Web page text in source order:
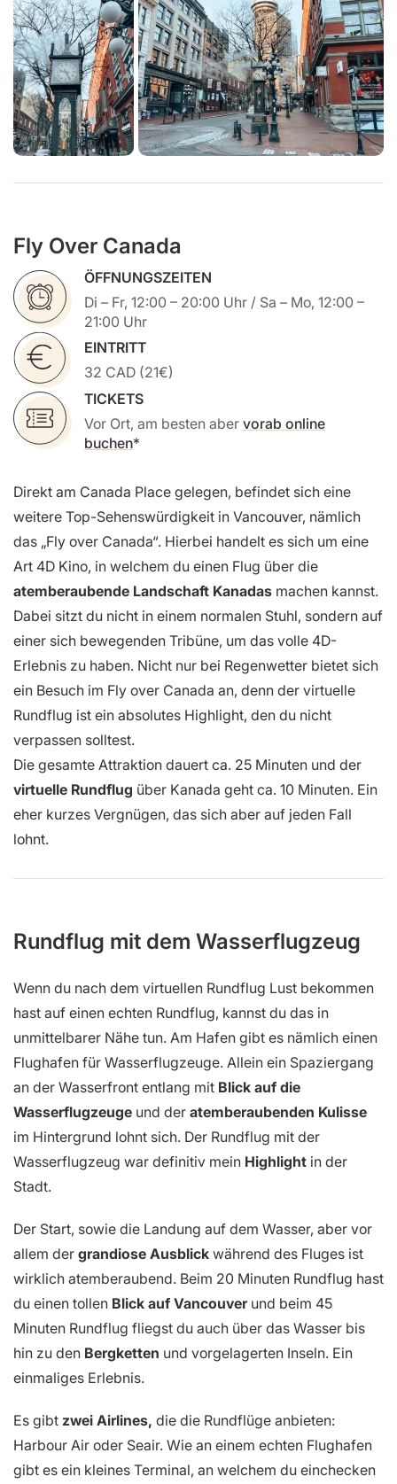
Fly Over Canada
ÖFFNUNGSZEITEN
Di – Fr, 12:00 – 20:00 Uhr / Sa – Mo, 12:00 –
21:00 Uhr
EINTRITT
32 CAD (21€)
TICKETS
Vor Ort, am besten aber vorab online
buchen
Direkt am Canada Place gelegen, befindet sich eine
weitere Top-Sehenswürdigkeit in Vancouver, nämlich
das „Fly over Canada“. Hierbei handelt es sich um eine
Art 4D Kino, in welchem du einen Flug über die
atemberaubende Landschaft Kanadas machen kannst.
Dabei sitzt du nicht in einem normalen Stuhl, sondern auf
einer sich bewegenden Tribüne, um das volle 4D-
Erlebnis zu haben. Nicht nur bei Regenwetter bietet sich
ein Besuch im Fly over Canada an, denn der virtuelle
Rundflug ist ein absolutes Highlight, den du nicht
verpassen solltest.
Die gesamte Attraktion dauert ca. 25 Minuten und der
virtuelle Rundflug über Kanada geht ca. 10 Minuten. Ein
eher kurzes Vergnügen, das sich aber auf jeden Fall
lohnt.
Rundflug mit dem Wasserflugzeug
Wenn du nach dem virtuellen Rundflug Lust bekommen
hast auf einen echten Rundflug, kannst du das in
unmittelbarer Nähe tun. Am Hafen gibt es nämlich einen
Flughafen für Wasserflugzeuge. Allein ein Spaziergang
an der Wasserfront entlang mit Blick auf die
Wasserflugzeuge und der atemberaubenden Kulisse
im Hintergrund lohnt sich. Der Rundflug mit der
Wasserflugzeug war definitiv mein Highlight in der
Stadt.
Der Start, sowie die Landung auf dem Wasser, aber vor
allem der grandiose Ausblick während des Fluges ist
wirklich atemberaubend. Beim 20 Minuten Rundflug hast
du einen tollen Blick auf Vancouverund beim 45
Minuten Rundflug fliegst du auch über das Wasser bis
hin zu den Bergketten und vorgelagerten Inseln. Ein
einmaliges Erlebnis.
Es gibt zwei Airlines, die die Rundflüge anbieten:
Harbour Air oder Seair. Wie an einem echten Flughafen
gibt es ein kleines Terminal, an welchem du einchecken